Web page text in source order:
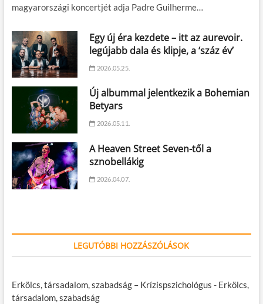
magyarországi koncertjét adja Padre Guilherme…
Egy új éra kezdete – itt az aurevoir.
legújabb dala és klipje, a ‘száz év’
2026.05.25.
Új albummal jelentkezik a Bohemian
Betyars
2026.05.11.
A Heaven Street Seven-től a
sznobellákig
2026.04.07.
LEGUTÓBBI HOZZÁSZÓLÁSOK
Erkölcs, társadalom, szabadság – Krízispszichológus - Erkölcs,
társadalom, szabadság